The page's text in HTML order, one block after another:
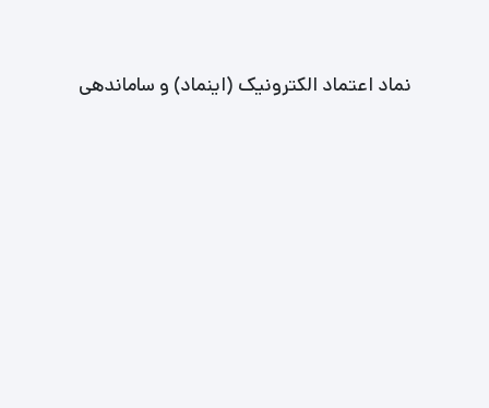
نماد اعتماد الکترونیک (اینماد) و ساماندهی